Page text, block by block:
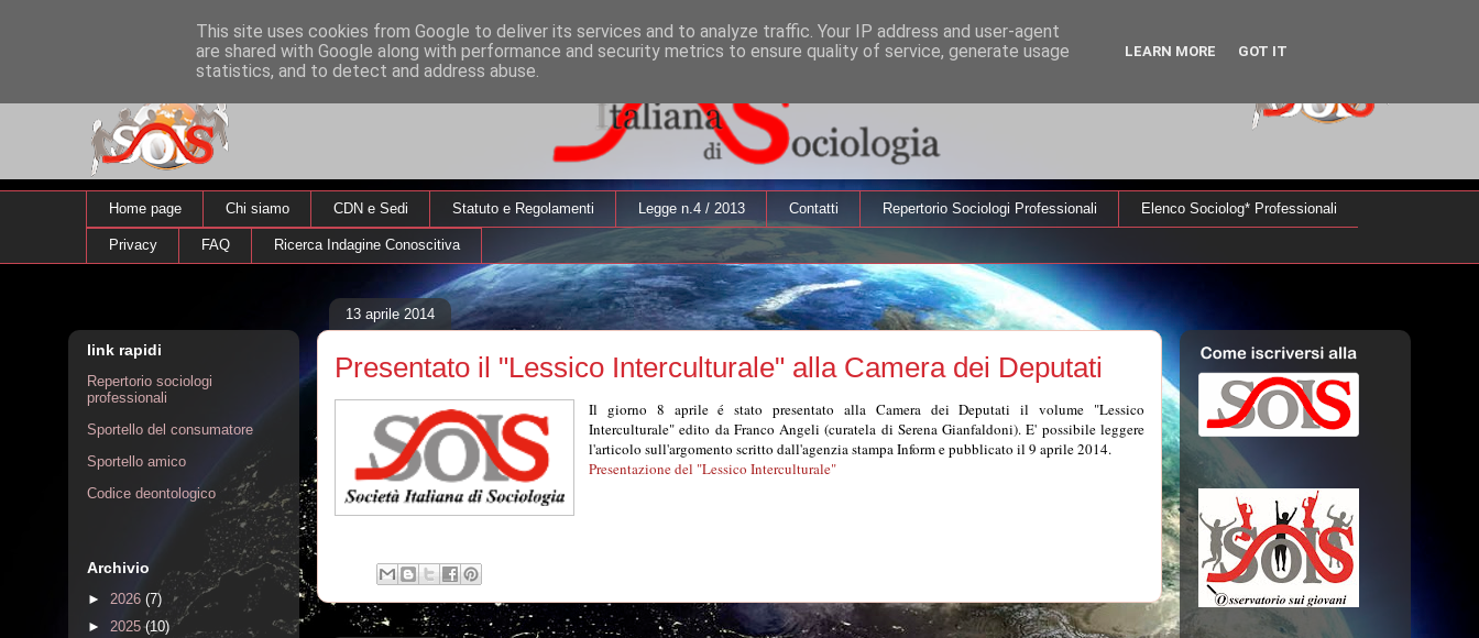
Home page Chi siamo CDN e Sedi Statuto e Regolamenti Legge n.4 / 2013 Contatti Repertorio Sociologi Professionali Elenco Sociolog* Professionali
Privacy FAQ Ricerca Indagine Conoscitiva
13 aprile 2014
Presentato il "Lessico Interculturale" alla Camera dei Deputati
Il giorno 8 aprile é stato presentato alla Camera dei Deputati il volume "Lessico
Interculturale" edito da Franco Angeli (curatela di Serena Gianfaldoni). E' possibile leggere
l'articolo sull'argomento scritto dall'agenzia stampa Inform e pubblicato il 9 aprile 2014.
Presentazione del "Lessico Interculturale"
link rapidi
Repertorio sociologi
professionali
Sportello del consumatore
Sportello amico
Codice deontologico
Archivio
► 2026 (7)
► 2025(10)
This site uses cookies from Google to deliver its services and to analyze traffic. Your IP address and user-agent
are shared with Google along with performance and security metrics to ensure quality of service, generate usage
statistics, and to detect and address abuse.
LEARN MORE GOT IT